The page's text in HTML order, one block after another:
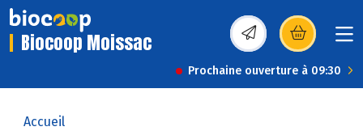
Biocoop Moissac (s’ouvre dans une
Prochaine ouverture à 09:30
Accueil